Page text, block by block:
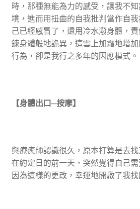
時，那種無能為力的感受，讓我不
境，進而用扭曲的自我批判當作自
己已經感冒了，還用冷水潑身體，
鍊身體般地詭異，這雪上加霜地增
行為，卻是我行之多年的因應模式。
【身體出口─按摩】
與療癒師認識很久，原本打算是去
在約定日的前一天，突然覺得自己
因為這樣的更改，幸運地開啟了我找